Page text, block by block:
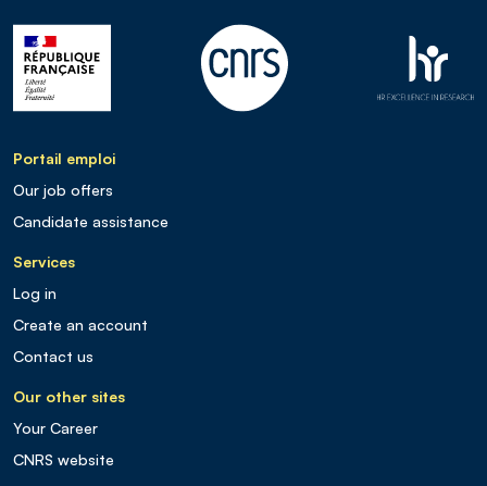
Portail emploi
Our job offers
Candidate assistance
Services
Log in
Create an account
Contact us
Our other sites
Your Career
CNRS website